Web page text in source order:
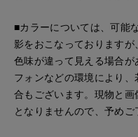
■カラーについては、可能
影をおこなっております
色味が違って見える場合
フォンなどの環境により
合もございます。現物と
となりませんので、予めご